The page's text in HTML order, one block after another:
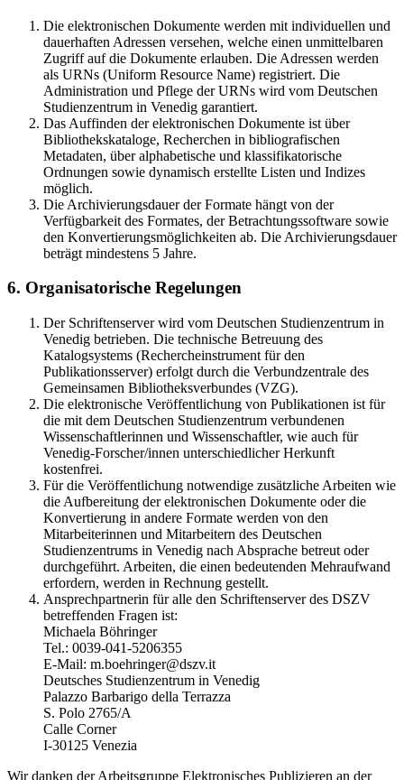
Die elektronischen Dokumente werden mit individuellen und
dauerhaften Adressen versehen, welche einen unmittelbaren
Zugriff auf die Dokumente erlauben. Die Adressen werden
als URNs (Uniform Resource Name) registriert. Die
Administration und Pflege der URNs wird vom Deutschen
Studienzentrum in Venedig garantiert.
Das Auffinden der elektronischen Dokumente ist über
Bibliothekskataloge, Recherchen in bibliografischen
Metadaten, über alphabetische und klassifikatorische
Ordnungen sowie dynamisch erstellte Listen und Indizes
möglich.
Die Archivierungsdauer der Formate hängt von der
Verfügbarkeit des Formates, der Betrachtungssoftware sowie
den Konvertierungsmöglichkeiten ab. Die Archivierungsdauer
beträgt mindestens 5 Jahre.
6. Organisatorische Regelungen
Der Schriftenserver wird vom Deutschen Studienzentrum in
Venedig betrieben. Die technische Betreuung des
Katalogsystems (Rechercheinstrument für den
Publikationsserver) erfolgt durch die Verbundzentrale des
Gemeinsamen Bibliotheksverbundes (VZG).
Die elektronische Veröffentlichung von Publikationen ist für
die mit dem Deutschen Studienzentrum verbundenen
Wissenschaftlerinnen und Wissenschaftler, wie auch für
Venedig-Forscher/innen unterschiedlicher Herkunft
kostenfrei.
Für die Veröffentlichung notwendige zusätzliche Arbeiten wie
die Aufbereitung der elektronischen Dokumente oder die
Konvertierung in andere Formate werden von den
Mitarbeiterinnen und Mitarbeitern des Deutschen
Studienzentrums in Venedig nach Absprache betreut oder
durchgeführt. Arbeiten, die einen bedeutenden Mehraufwand
erfordern, werden in Rechnung gestellt.
Ansprechpartnerin für alle den Schriftenserver des DSZV
betreffenden Fragen ist:
Michaela Böhringer
Tel.: 0039-041-5206355
E-Mail: m.boehringer@dszv.it
Deutsches Studienzentrum in Venedig
Palazzo Barbarigo della Terrazza
S. Polo 2765/A
Calle Corner
I-30125 Venezia
Wir danken der Arbeitsgruppe Elektronisches Publizieren an der